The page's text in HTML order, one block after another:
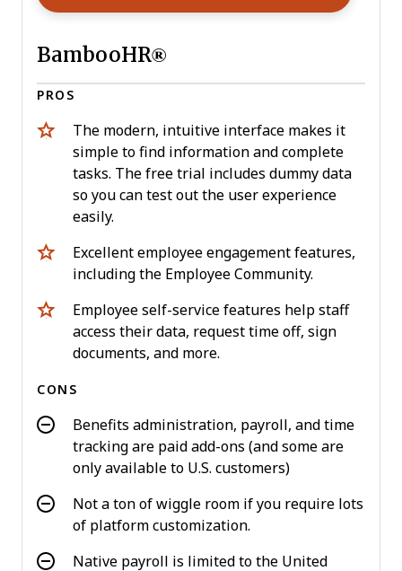
BambooHR®
PROS
The modern, intuitive interface makes it
simple to find information and complete
tasks. The free trial includes dummy data
so you can test out the user experience
easily.
Excellent employee engagement features,
including the Employee Community.
Employee self-service features help staff
access their data, request time off, sign
documents, and more.
CONS
Benefits administration, payroll, and time
tracking are paid add-ons (and some are
only available to U.S. customers)
Not a ton of wiggle room if you require lots
of platform customization.
Native payroll is limited to the United